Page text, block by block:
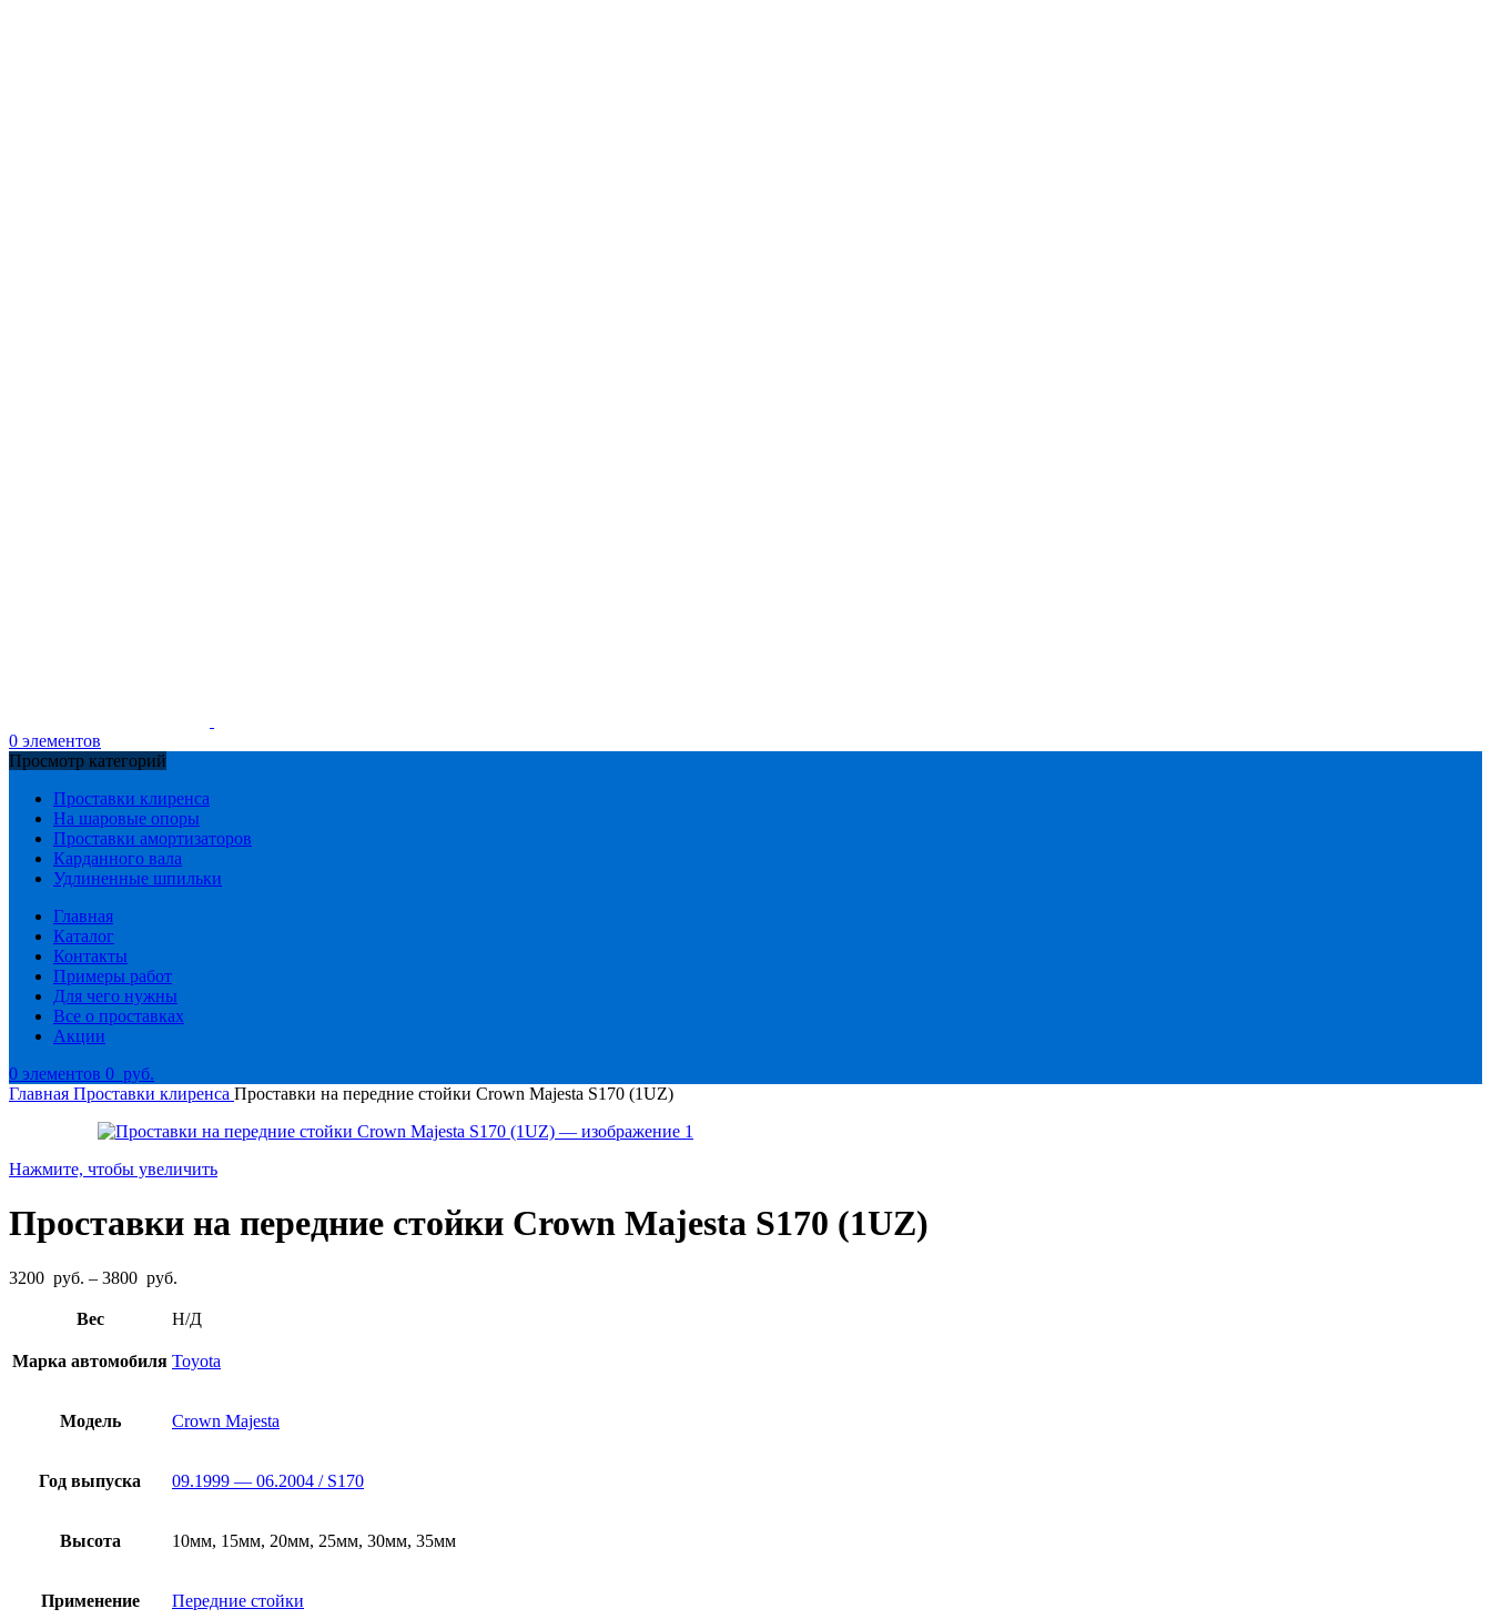
0 элементов
Просмотр категорий
Проставки клиренса
На шаровые опоры
Проставки амортизаторов
Карданного вала
Удлиненные шпильки
Главная
Каталог
Контакты
Примеры работ
Для чего нужны
Все о проставках
Акции
0 элементов 0 руб.
Главная Проставки клиренса Проставки на передние стойки Crown Majesta S170 (1UZ)
Нажмите, чтобы увеличить
Проставки на передние стойки Crown Majesta S170 (1UZ)
3200 руб. – 3800 руб.
3200
–
3800
Вес Н/Д
Марка автомобиля Toyota
Модель Crown Majesta
Год выпуска 09.1999 — 06.2004 / S170
Высота 10мм, 15мм, 20мм, 25мм, 30мм, 35мм
Применение Передние стойки